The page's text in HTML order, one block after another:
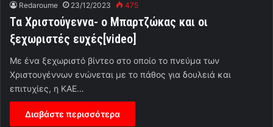
Redaroume 23/12/2023 475
Τα Χριστούγεννα- ο Μπαρτζώκας και οι
ξεχωριστές ευχές[video]
Με ένα ξεχωριστό βίντεο στο οποίο το πνεύμα των
Χριστουγέννων ενώνεται με το πάθος για δουλειά και
επιτυχίες, η ΚΑΕ…
Διαβάστε περισσότερα